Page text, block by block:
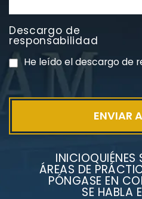
PVC Cloruro
Descargo de
responsabilidad
He leído el descargo de
INICIOQUIÉNES
ÁREAS DE
PÓNGASE EN
SE HABLA